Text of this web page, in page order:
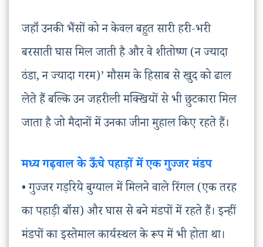
जहाँ उनकी भैंसों को न केवल बहुत सारी हरी-भरी
बरसाती घास मिल जाती है और वे शीतोष्ण (न ज्यादा
ठंडा, न ज्यादा गरम)’ मौसम के हिसाब से खुद को ढाल
लेते हैं बल्कि उन जहरीली मक्खियों से भी छुटकारा मिल
जाता है जो मैदानों में उनका जीना मुहाल किए रहते हैं।
मध्य गढ़वाल के ऊँचे पहाड़ों में एक गुज्जर मंडप
• गुज्जर गड़रिये बुग्याल में मिलने वाले रिंगल (एक तरह
का पहाड़ी बाँस) और घास से बने मंडपों में रहते हैं। इन्हीं
मंडपों का इस्तेमाल कार्यस्थल के रूप में भी होता था।